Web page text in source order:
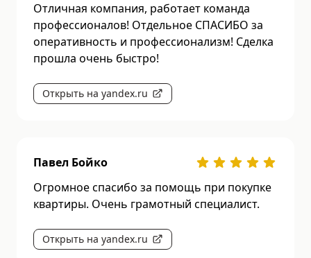
Отличная компания, работает команда
профессионалов! Отдельное СПАСИБО за
оперативность и профессионализм! Сделка
прошла очень быстро!
Открыть на yandex.ru
Павел Бойко
Огромное спасибо за помощь при покупке
квартиры. Очень грамотный специалист.
Открыть на yandex.ru